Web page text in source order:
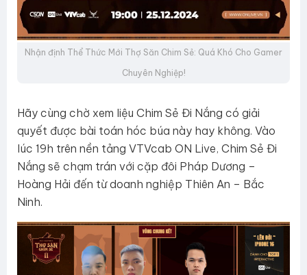
Nhận định Thể Thức Mới Thợ Săn Chim Sẻ: Quá Khó Cho Gamer
Chuyên Nghiệp!
Hãy cùng chờ xem liệu Chim Sẻ Đi Nắng có giải
quyết được bài toán hóc búa này hay không. Vào
lúc 19h trên nền tảng VTVcab ON Live, Chim Sẻ Đi
Nắng sẽ chạm trán với cặp đôi Pháp Dương –
Hoàng Hải đến từ doanh nghiệp Thiên An – Bắc
Ninh.